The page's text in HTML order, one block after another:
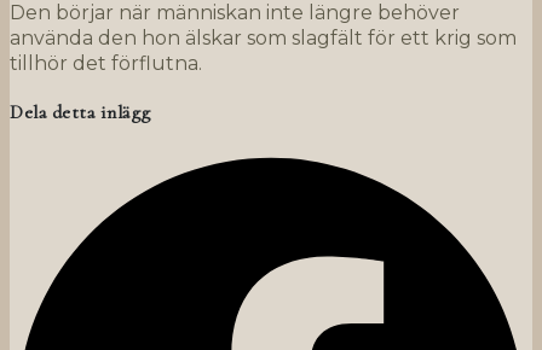
Den börjar när människan inte längre behöver
använda den hon älskar som slagfält för ett krig som
tillhör det förflutna.
Dela detta inlägg